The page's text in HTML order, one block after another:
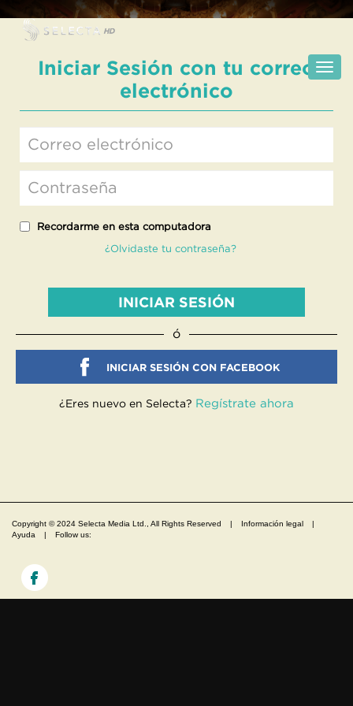
Iniciar Sesión con tu correo
electrónico
Recordarme en esta computadora
¿Olvidaste tu contraseña?
INICIAR SESIÓN
ó
INICIAR SESIÓN CON FACEBOOK
¿Eres nuevo en Selecta? Regístrate ahora
Copyright © 2024 Selecta Media Ltd., All Rights Reserved | Información legal
|
Ayuda
| Follow us: